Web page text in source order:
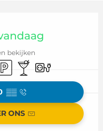
bekijken
Bar /Elektrische
▒▒
ONS